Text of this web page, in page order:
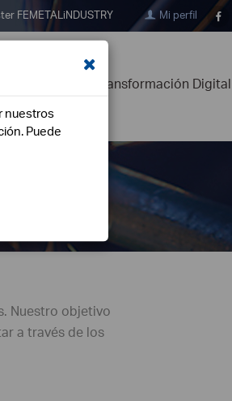
FEMETALiNDUSTRY Mi perfil
Transformación Digital
Nuestro objetivo
a través de los
nuestros
Puede